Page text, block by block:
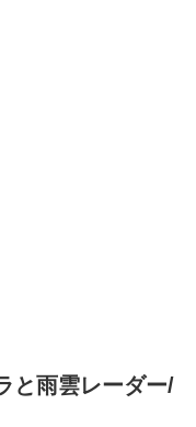
と雨雲レーダー/